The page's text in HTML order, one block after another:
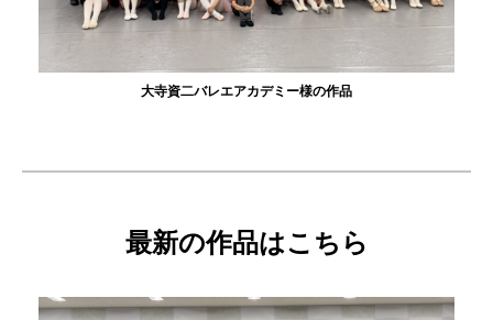
大寺資二バレエアカデミー様の作品
最新の作品はこちら